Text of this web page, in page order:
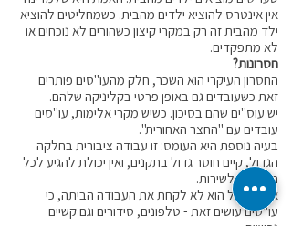
אין אינטרס להוציא ילדים מהבית. כשמחליטים להוציא
ילד מהבית זה רק במקרי קיצון כשהורים לא נוכחים או
לא מתפקדים.
חסרונות?
החסרון העיקרי הוא השכר, חלק מהעו"סים פותרים
זאת כשעובדים גם באופן פרטי בקליניקה שלהם.
יש עוס"ים שהם בסיכון. כשיש מקרי אלימות, עו"סים
עובדים עם "החצר האחורית".
בעיה נוספת היא העומס: זו עבודה ציבורית בחלקה
הגדול, קיים חוסר גדול בתקנים, ואין יכולת להגיע לכל
הנזקקים לשירות.
אתגר גדול הוא לא לקחת את העבודה הביתה, כי
עו"סים עושים זאת - טלפונים, סידורים וגם קשיים
נפשיים.